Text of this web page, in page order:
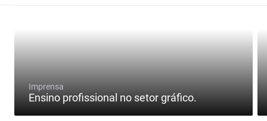
Imprensa
Ensino profissional no setor gráfico.